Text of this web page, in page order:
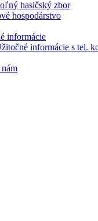
hasičský zbor
hospodárstvo
informácie
informácie s tel.